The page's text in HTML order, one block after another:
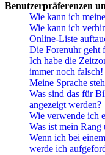
Benutzerpräferenzen
Wie kann ich
Wie kann ich
Online-Liste
Die Forenuhr geht
Ich habe die
immer noch falsch!
Meine Sprache
Was sind das für
angezeigt werden?
Wie verwende ich
Was ist mein
Wenn ich bei
werde ich